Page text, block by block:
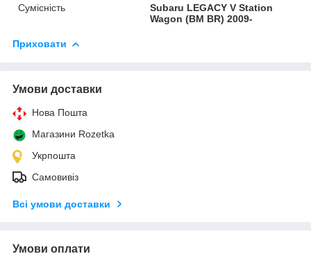
Сумісність
Subaru LEGACY V Station
Wagon (BM BR) 2009-
Приховати
Умови доставки
Нова Пошта
Магазини Rozetka
Укрпошта
Самовивіз
Всі умови доставки
Умови оплати